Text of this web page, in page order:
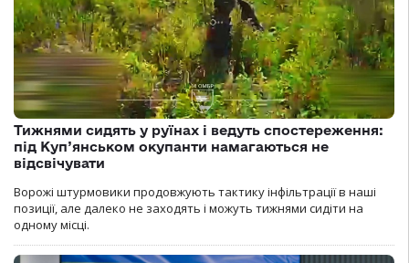
Тижнями сидять у руїнах і ведуть спостереження:
під Куп’янськом окупанти намагаються не
відсвічувати
Ворожі штурмовики продовжують тактику інфільтрації в наші
позиції, але далеко не заходять і можуть тижнями сидіти на
одному місці.